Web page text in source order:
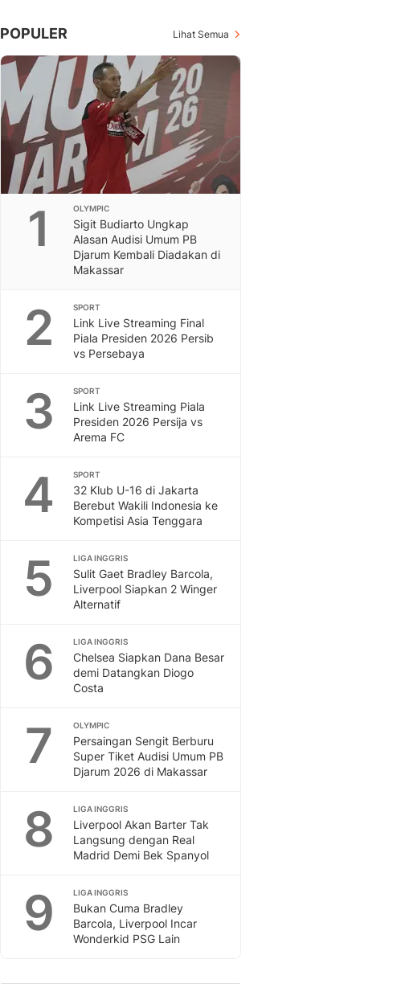
POPULER Lihat Semua
1 OLYMPIC
Sigit Budiarto Ungkap
Alasan Audisi Umum PB
Djarum Kembali Diadakan di
Makassar
2 SPORT
Link Live Streaming Final
Piala Presiden 2026 Persib
vs Persebaya
3 SPORT
Link Live Streaming Piala
Presiden 2026 Persija vs
Arema FC
4 SPORT
32 Klub U-16 di Jakarta
Berebut Wakili Indonesia ke
Kompetisi Asia Tenggara
5 LIGA INGGRIS
Sulit Gaet Bradley Barcola,
Liverpool Siapkan 2 Winger
Alternatif
6 LIGA INGGRIS
Chelsea Siapkan Dana Besar
demi Datangkan Diogo
Costa
7 OLYMPIC
Persaingan Sengit Berburu
Super Tiket Audisi Umum PB
Djarum 2026 di Makassar
8 LIGA INGGRIS
Liverpool Akan Barter Tak
Langsung dengan Real
Madrid Demi Bek Spanyol
9 LIGA INGGRIS
Bukan Cuma Bradley
Barcola, Liverpool Incar
Wonderkid PSG Lain